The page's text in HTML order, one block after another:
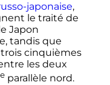
japonaise,
le traité de
Japon
tandis que
cinquièmes
les deux
eparallèle nord.